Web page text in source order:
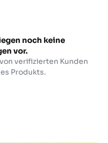
noch keine
vor.
verifizierten Kunden
Produkts.